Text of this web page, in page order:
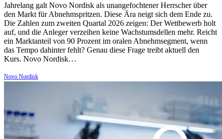
Jahrelang galt Novo Nordisk als unangefochtener Herrscher über
den Markt für Abnehmspritzen. Diese Ära neigt sich dem Ende zu.
Die Zahlen zum zweiten Quartal 2026 zeigen: Der Wettbewerb holt
auf, und die Anleger verzeihen keine Wachstumsdellen mehr. Reicht
ein Marktanteil von 90 Prozent im oralen Abnehmsegment, wenn
das Tempo dahinter fehlt? Genau diese Frage treibt aktuell den
Kurs. Novo Nordisk…
Novo Nordisk